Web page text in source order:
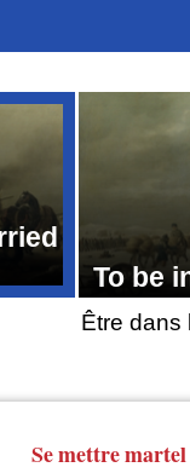
To be
Être dans
Se mettremartel